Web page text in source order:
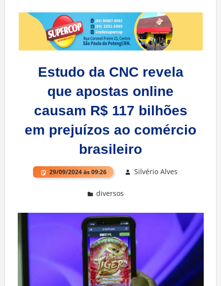
Estudo da CNC revela
que apostas online
causam R$ 117 bilhões
em prejuízos ao comércio
brasileiro
29/09/2024 às 09:26 Silvério Alves
diversos